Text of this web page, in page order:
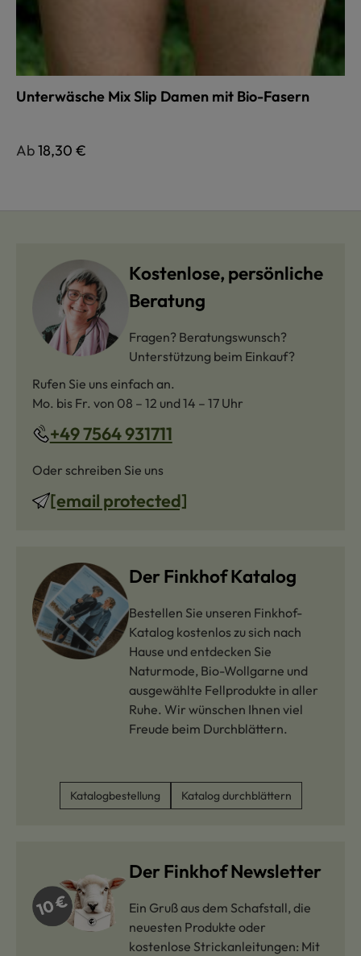
Unterwäsche Mix Slip Damen mit Bio-Fasern
Regulärer Preis:
Ab18,30 €
Kostenlose, persönliche
Beratung
Fragen? Beratungswunsch?
Unterstützung beim Einkauf?
Rufen Sie uns einfach an.
Mo. bis Fr. von 08 – 12 und 14 – 17 Uhr
+49 7564 931711
Oder schreiben Sie uns
[email protected]
Der Finkhof Katalog
Bestellen Sie unseren Finkhof-
Katalog kostenlos zu sich nach
Hause und entdecken Sie
Naturmode, Bio-Wollgarne und
ausgewählte Fellprodukte in aller
Ruhe. Wir wünschen Ihnen viel
Freude beim Durchblättern.
Katalogbestellung Katalog durchblättern
Der Finkhof Newsletter
Ein Gruß aus dem Schafstall, die
neuesten Produkte oder
kostenlose Strickanleitungen: Mit